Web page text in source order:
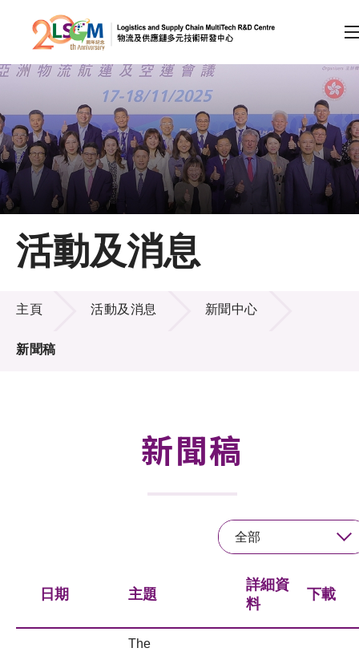
跳到內容（按回車鍵）
會員登入
A A EN 繁 简
主頁
關於LSCM
技術商品化
項目及資助計劃
活動及消息
活動及消息
主頁 活動及消息 新聞中心
新聞稿
新聞稿
全部
日期 主題
詳細資
料
下載
The